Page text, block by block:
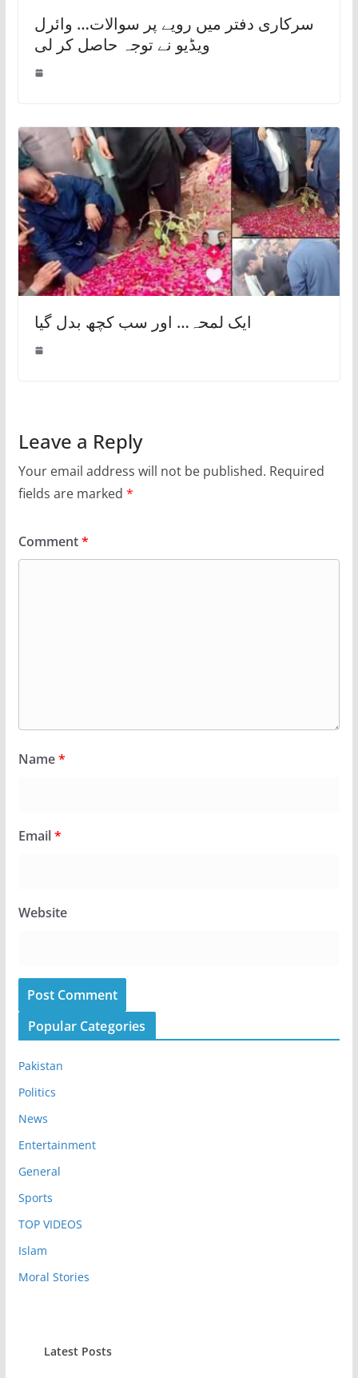
سرکاری دفتر میں رویے پر سوالات… وائرل
ویڈیو نے توجہ حاصل کر لی
ایک لمحہ… اور سب کچھ بدل گیا
Leave a Reply
Your email address will not be published. Required
fields are marked *
Comment*
Name*
Email*
Website
Popular Categories
Pakistan
Politics
News
Entertainment
General
Sports
TOP VIDEOS
Islam
Moral Stories
Latest Posts